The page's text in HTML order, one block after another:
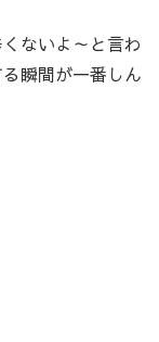
ないよ～と言わ
瞬間が一番しん